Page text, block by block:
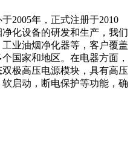
2005年，正式注册于2010
化设备的研发和生产，我们
业油烟净化器等，客户覆盖
国家和地区。在电器方面，
极高压电源模块，具有高压
启动，断电保护等功能，确